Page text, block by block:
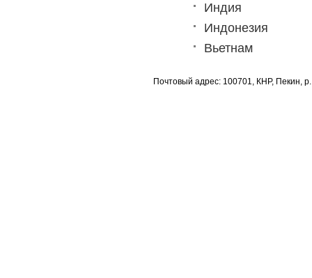
Индия
Индонезия
Вьетнам
Почтовый адрес: 100701, КНР, Пекин,